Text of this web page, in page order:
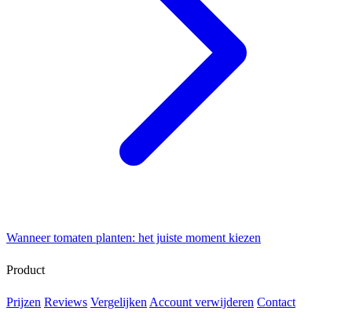
Wanneer tomaten planten: het juiste moment kiezen
Product
Prijzen Reviews Vergelijken Account verwijderen Contact